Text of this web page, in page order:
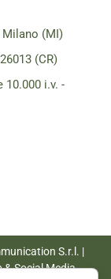
Milano (MI)
(CR)
10.000 i.v. -
S.r.l. |
& Social Media